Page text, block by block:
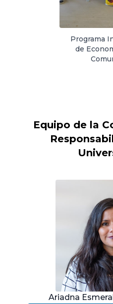
Programa
de
Equipo de la
Ariadna